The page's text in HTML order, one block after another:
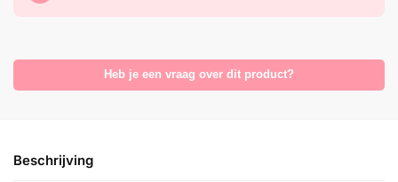
Heb je een vraag over dit product?
Beschrijving